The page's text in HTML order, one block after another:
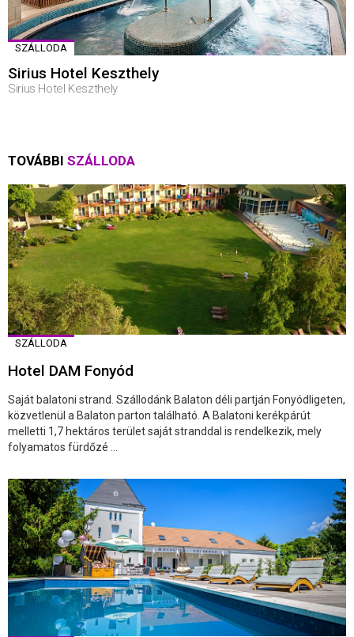
SZÁLLODA
Sirius Hotel Keszthely
Sirius Hotel Keszthely
TOVÁBBI SZÁLLODA
SZÁLLODA
Hotel DAM Fonyód
Saját balatoni strand. Szállodánk Balaton déli partján Fonyódligeten,
közvetlenül a Balaton parton található. A Balatoni kerékpárút
melletti 1,7 hektáros terület saját stranddal is rendelkezik, mely
folyamatos fürdőzé ...